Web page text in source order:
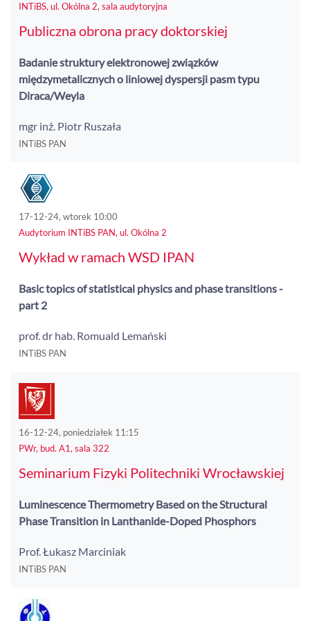
INTiBS, ul. Okólna 2, sala audytoryjna
Publiczna obrona pracy doktorskiej
Badanie struktury elektronowej związków
międzymetalicznych o liniowej dyspersji pasm typu
Diraca/Weyla
mgr inż. Piotr Ruszała
INTiBS PAN
17-12-24, wtorek 10:00
Audytorium INTiBS PAN, ul. Okólna 2
Wykład w ramach WSD IPAN
Basic topics of statistical physics and phase transitions -
part 2
prof. dr hab. Romuald Lemański
INTiBS PAN
16-12-24, poniedziałek 11:15
PWr, bud. A1, sala 322
Seminarium Fizyki Politechniki Wrocławskiej
Luminescence Thermometry Based on the Structural
Phase Transition in Lanthanide-Doped Phosphors
Prof. Łukasz Marciniak
INTiBS PAN